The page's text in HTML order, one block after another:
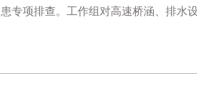
患专项排查。工作组对高速桥涵、排水